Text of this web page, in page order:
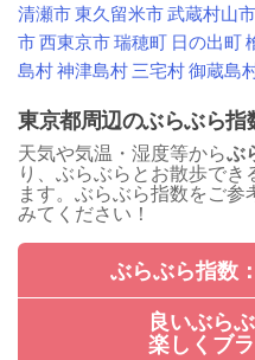
清瀬市東久留米市武蔵村山市
市西東京市瑞穂町 日の出町
島村神津島村三宅村御蔵島
東京都周辺のぶらぶら指
天気や気温・湿度等からぶ
り、ぶらぶらとお散歩でき
ます。ぶらぶら指数をご
みてください！
ぶらぶら指数
良いぶら
楽しくブ